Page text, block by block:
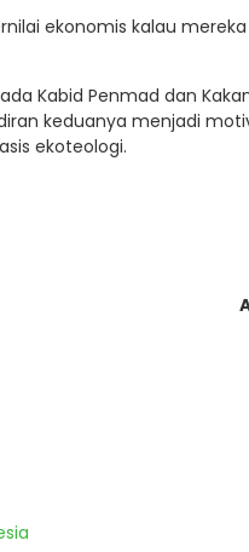
ekonomis kalau
Kabid Penmad dan
keduanya menjadi
ekoteologi.